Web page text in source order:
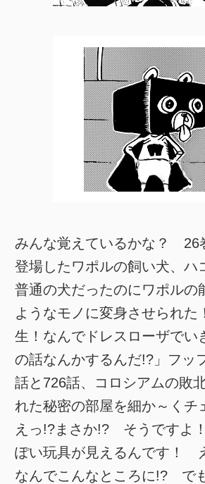
みんな覚えているかな？ 26
登場したワポルの飼い犬、ハ
普通の犬だったのにワポルの
ようなモノに変身させられた
生！なんでドレスローザでい
の話なんかするんだ!?」フ
話と726話、コロシアムの敗
れた秘密の部屋を細か～く
えっ!?まさか!? そうですよ
ぽい玩具が見えるんです！
なんでこんなところに!? で